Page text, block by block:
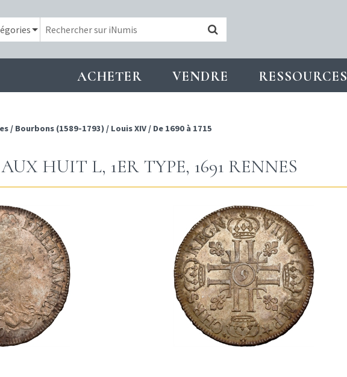
ACHETER VENDRE RESSOURCES
/ Bourbons (1589-1793) / Louis XIV / De 1690 à 1715
HUIT L, 1ER TYPE, 1691 RENNES